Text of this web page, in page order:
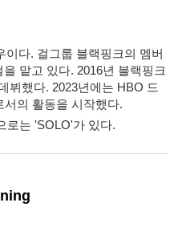
다. 걸그룹 블랙핑크의 멤버
맡고 있다. 2016년 블랙핑크
뷔했다. 2023년에는 HBO 드
서의 활동을 시작했다.
로는 'SOLO'가 있다.